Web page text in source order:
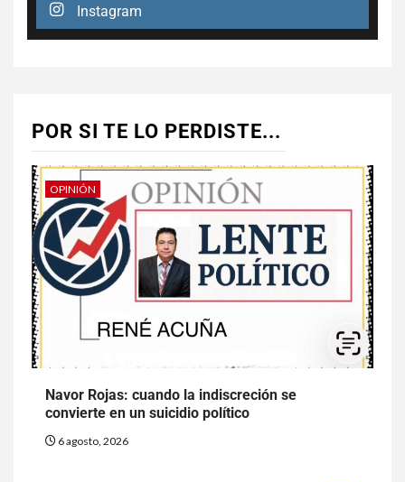
Instagram
POR SI TE LO PERDISTE...
OPINIÓN
Navor Rojas: cuando la indiscreción se
convierte en un suicidio político
6 agosto, 2026